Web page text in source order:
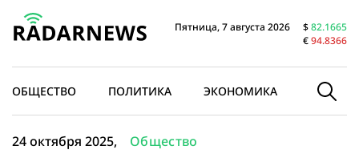
Пятница, 7 августа 2026 $82.1665
€94.8366
ОБЩЕСТВО ПОЛИТИКА ЭКОНОМИКА В МИРЕ
24 октября 2025, Общество